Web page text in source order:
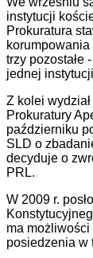
instytucji
Prokuratura
trzy pozostałe
jednej
Z kolei
Prokuratury
październiku
SLD o
decyduje o
PRL.
W 2009 r.
ma możliwości
posiedzenia w